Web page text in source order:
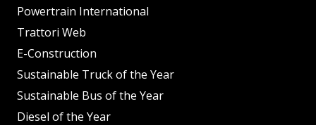
Powertrain International
Trattori Web
E-Construction
Sustainable Truck of the Year
Sustainable Bus of the Year
Diesel of the Year